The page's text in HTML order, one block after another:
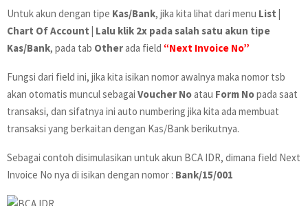
Untuk akun dengan tipe Kas/Bank, jika kita lihat dari menu List |
Chart Of Account | Lalu klik 2x pada salah satu akun tipe
Kas/Bank, pada tab Otherada field “Next Invoice No”
Fungsi dari field ini, jika kita isikan nomor awalnya maka nomor tsb
akan otomatis muncul sebagai Voucher Noatau Form Nopada saat
transaksi, dan sifatnya ini auto numbering jika kita ada membuat
transaksi yang berkaitan dengan Kas/Bank berikutnya.
Sebagai contoh disimulasikan untuk akun BCA IDR, dimana field Next
Invoice No nya di isikan dengan nomor : Bank/15/001